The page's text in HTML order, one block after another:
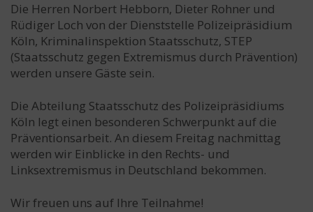
Die Herren Norbert Hebborn, Dieter Rohner und
Rüdiger Loch von der Dienststelle Polizeipräsidium
Köln, Kriminalinspektion Staatsschutz, STEP
(Staatsschutz gegen Extremismus durch Prävention)
werden unsere Gäste sein.
Die Abteilung Staatsschutz des Polizeipräsidiums
Köln legt einen besonderen Schwerpunkt auf die
Präventionsarbeit. An diesem Freitag nachmittag
werden wir Einblicke in den Rechts- und
Linksextremismus in Deutschland bekommen.
Wir freuen uns auf Ihre Teilnahme!